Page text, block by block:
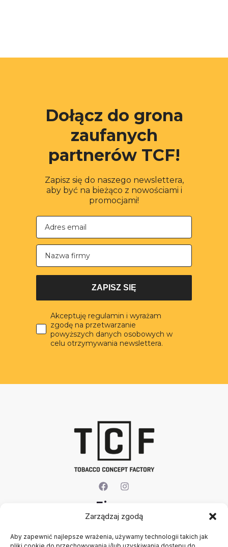
Zarządzaj zgodą
Aby zapewnić najlepsze wrażenia, używamy technologii takich jak
Dołącz do grona
zaufanych
partnerów TCF!
Zapisz się do naszego newslettera,
aby być na bieżąco z nowościami i
promocjami!
Nazwa firmy
ZAPISZ SIĘ
Akceptuję regulamin i wyrażam
zgodę na przetwarzanie
powyższych danych osobowych w
celu otrzymywania newslettera.
Firma
Kontakt